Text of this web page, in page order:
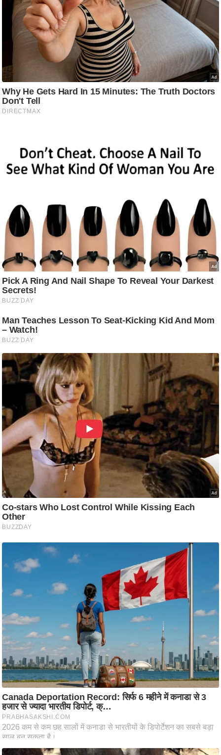
g
N
w
s
इ
फ
स्टा
क्नॉ
लॉ
ब्यू
टी
/
श
न
घ
रे
नु
स्खे
प
र्य
ट
फि
ट
ने
त्रा
रि
ले
शि
रा
नी
ति
वि
श्ले
ष
ण
स
म
सा
म
यि